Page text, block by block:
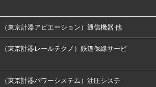
（東京計器アビエーション）通信機器 他
（東京計器レールテクノ）鉄道保線サービ
（東京計器パワーシステム）油圧システ